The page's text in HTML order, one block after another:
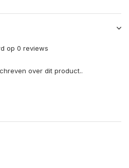
op 0 reviews
over dit product..